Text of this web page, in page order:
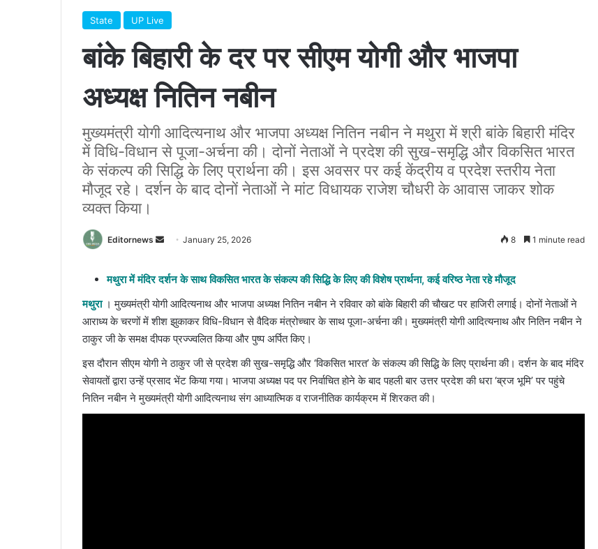
State UP Live
बांके बिहारी के दर पर सीएम योगी और भाजपा
अध्यक्ष नितिन नबीन
मुख्यमंत्री योगी आदित्यनाथ और भाजपा अध्यक्ष नितिन नबीन ने मथुरा में श्री बांके बिहारी मंदिर
में विधि-विधान से पूजा-अर्चना की। दोनों नेताओं ने प्रदेश की सुख-समृद्धि और विकसित भारत
के संकल्प की सिद्धि के लिए प्रार्थना की। इस अवसर पर कई केंद्रीय व प्रदेश स्तरीय नेता
मौजूद रहे। दर्शन के बाद दोनों नेताओं ने मांट विधायक राजेश चौधरी के आवास जाकर शोक
व्यक्त किया।
Editornews
Send
email
January 25, 2026 8 1 minute read
मथुरा में मंदिर दर्शन के साथ विकसित भारत के संकल्प की सिद्धि के लिए की विशेष प्रार्थना, कई वरिष्ठ नेता रहे मौजूद
मथुरा । मुख्यमंत्री योगी आदित्यनाथ और भाजपा अध्यक्ष नितिन नबीन ने रविवार को बांके बिहारी की चौखट पर हाजिरी लगाई। दोनों नेताओं ने
आराध्य के चरणों में शीश झुकाकर विधि-विधान से वैदिक मंत्रोच्चार के साथ पूजा-अर्चना की। मुख्यमंत्री योगी आदित्यनाथ और नितिन नबीन ने
ठाकुर जी के समक्ष दीपक प्रज्ज्वलित किया और पुष्प अर्पित किए।
इस दौरान सीएम योगी ने ठाकुर जी से प्रदेश की सुख-समृद्धि और ‘विकसित भारत’ के संकल्प की सिद्धि के लिए प्रार्थना की। दर्शन के बाद मंदिर
सेवायतों द्वारा उन्हें प्रसाद भेंट किया गया। भाजपा अध्यक्ष पद पर निर्वाचित होने के बाद पहली बार उत्तर प्रदेश की धरा ‘ब्रज भूमि’ पर पहुंचे
नितिन नबीन ने मुख्यमंत्री योगी आदित्यनाथ संग आध्यात्मिक व राजनीतिक कार्यक्रम में शिरकत की।